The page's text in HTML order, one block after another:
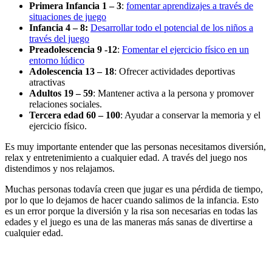
Primera Infancia 1 – 3: fomentar aprendizajes a través de
situaciones de juego
Infancia 4 – 8: Desarrollar todo el potencial de los niños a
través del juego
Preadolescencia 9 -12: Fomentar el ejercicio físico en un
entorno lúdico
Adolescencia 13 – 18: Ofrecer actividades deportivas
atractivas
Adultos 19 – 59: Mantener activa a la persona y promover
relaciones sociales.
Tercera edad 60 – 100: Ayudar a conservar la memoria y el
ejercicio físico.
Es muy importante entender que las personas necesitamos diversión,
relax y entretenimiento a cualquier edad. A través del juego nos
distendimos y nos relajamos.
Muchas personas todavía creen que jugar es una pérdida de tiempo,
por lo que lo dejamos de hacer cuando salimos de la infancia. Esto
es un error porque la diversión y la risa son necesarias en todas las
edades y el juego es una de las maneras más sanas de divertirse a
cualquier edad.